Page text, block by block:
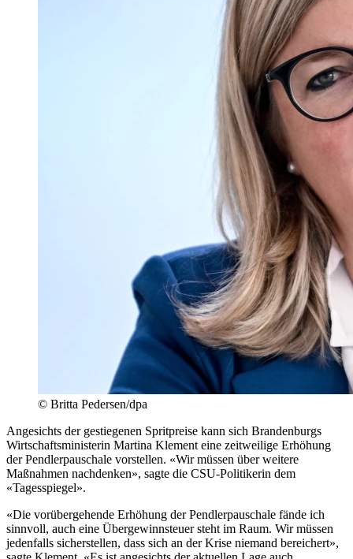
© Britta Pedersen/dpa
Angesichts der gestiegenen Spritpreise kann sich Brandenburgs
Wirtschaftsministerin Martina Klement eine zeitweilige Erhöhung
der Pendlerpauschale vorstellen. «Wir müssen über weitere
Maßnahmen nachdenken», sagte die CSU-Politikerin dem
«Tagesspiegel».
«Die vorübergehende Erhöhung der Pendlerpauschale fände ich
sinnvoll, auch eine Übergewinnsteuer steht im Raum. Wir müssen
jedenfalls sicherstellen, dass sich an der Krise niemand bereichert»,